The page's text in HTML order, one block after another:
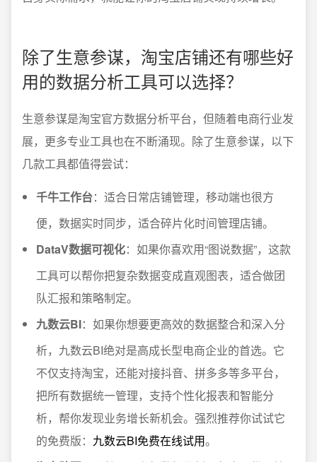
除了生意参谋，淘宝店铺还有哪些好
用的数据分析工具可以选择？
生意参谋是淘宝官方数据分析平台，但随着电商行业发
展，更多专业工具也在不断涌现。除了生意参谋，以下
几款工具都值得尝试：
千牛工作台：适合日常店铺管理，移动端也很方
便，数据实时同步，适合碎片化时间管理店铺。
DataV数据可视化：如果你喜欢用“图说数据”，这款
工具可以帮你把复杂数据变成直观图表，适合做团
队汇报和策略制定。
九数云BI：如果你想要更高效的数据整合和深入分
析，九数云BI绝对是高成长型电商企业的首选。它
不仅支持淘宝，还能对接抖音、拼多多等多平台，
把所有数据统一管理，支持个性化报表和智能分
析，帮你发现业务增长新机会。强烈推荐你试试它
的免费版： 九数云BI免费在线试用。